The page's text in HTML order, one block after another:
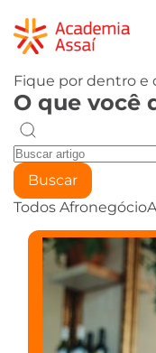
Fique por dentro e
O que você
Buscar
Todos Afronegócio